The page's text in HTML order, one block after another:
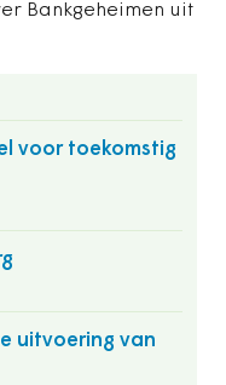
Bankgeheimen uit
voor toekomstig
uitvoering van